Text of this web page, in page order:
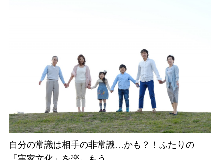
自分の常識は相手の非常識…かも？！ふたりの